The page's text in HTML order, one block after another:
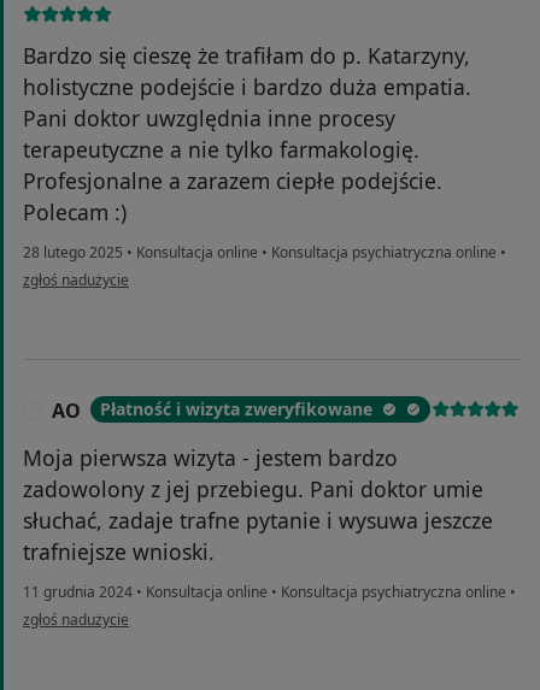
Bardzo się cieszę że trafiłam do p. Katarzyny,
holistyczne podejście i bardzo duża empatia.
Pani doktor uwzględnia inne procesy
terapeutyczne a nie tylko farmakologię.
Profesjonalne a zarazem ciepłe podejście.
Polecam :)
28 lutego 2025 • Konsultacja online • Konsultacja psychiatryczna online •
w opinii użytkownika Patrycja
zgłoś nadużycie
AO Płatność i wizyta zweryfikowane
Moja pierwsza wizyta - jestem bardzo
zadowolony z jej przebiegu. Pani doktor umie
słuchać, zadaje trafne pytanie i wysuwa jeszcze
trafniejsze wnioski.
11 grudnia 2024 • Konsultacja online • Konsultacja psychiatryczna online •
w opinii użytkownika AO
zgłoś nadużycie